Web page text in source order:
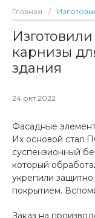
Главная /
карнизы
здания
24 окт 2022
Фасадные
Их основой стал
суспензионный
который
укрепили
покрытием.
Заказ на